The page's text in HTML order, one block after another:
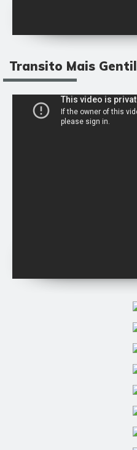
Transito Mais Gentil